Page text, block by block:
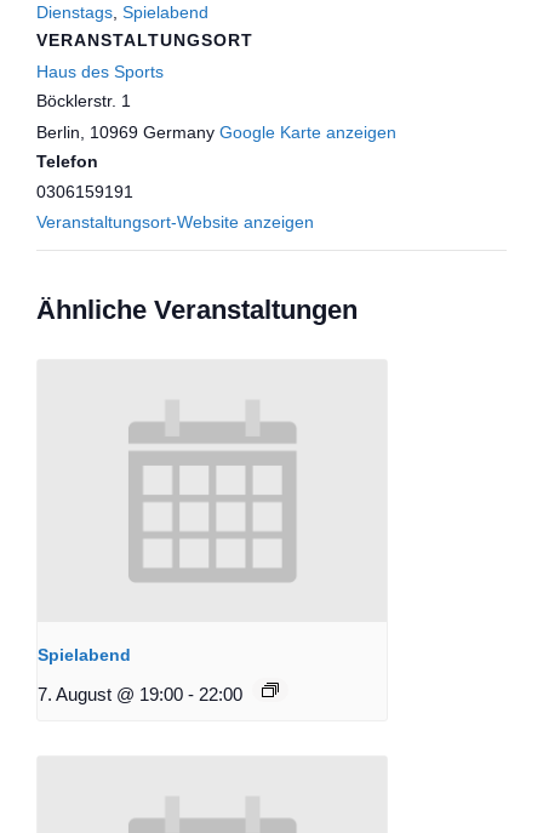
Dienstags Spielabend
VERANSTALTUNGSORT
Haus des Sports
Böcklerstr. 1
Berlin
10969 Germany Google Karte anzeigen
Telefon
0306159191
Veranstaltungsort-Website anzeigen
Ähnliche Veranstaltungen
Spielabend
7. August @ 19:00 - 22:00